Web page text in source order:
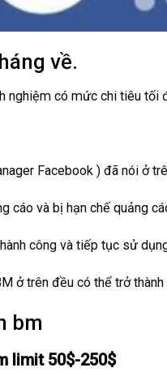
về.
nghiệm có mức chi tiêu tối
Facebook ) đã nói ở
cáo và bị hạn chế quảng
công và tiếp tục sử
ở trên đều có thể trở thành
bm
limit 50$-250$